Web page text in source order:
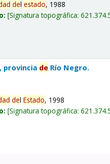
delestado, 1988
Signatura topográfica:
provincia de Río Negro.
delEstado, 1998
Signatura topográfica: